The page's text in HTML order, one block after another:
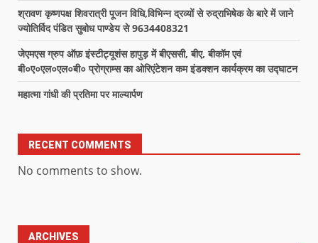
श्रावण कृष्णपक्ष शिवरात्री पूजन विधि,विभिन्न द्रव्यों से रुद्राभिषेक के बारे में जाने
ज्योतिर्विद पंडित सुबोध पाण्डेय से 9634408321
जेएमएस ग्रुप ऑफ़ इंस्टीट्यूशंस हापुड़ में बीएससी, बीए, बीकॉम एवं
बी०ए०एल०एल०बी० प्रोग्राम्स का ओरिएंटेशन कम इंडक्शन कार्यक्रम का उद्घाटन
महात्मा गांधी की प्रतिमा पर माल्यार्पण
RECENT COMMENTS
No comments to show.
ARCHIVES